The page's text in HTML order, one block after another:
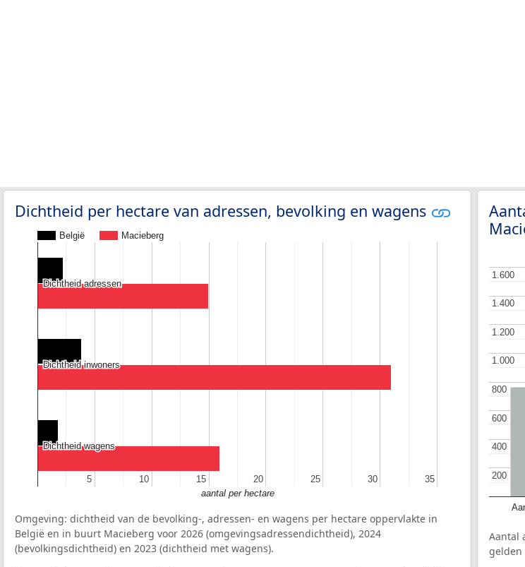
Dichtheid per hectare van adressen, bevolking en wagens
België Macieberg
5
5 10
10 15
15 20
20 25
25 30
30 35
35
Dichtheid adressen
Dichtheid adressen
Dichtheid inwoners
Dichtheid inwoners
Dichtheid wagens
Dichtheid wagens
aantal per hectare
Omgeving: dichtheid van de bevolking-, adressen- en wagens per hectare oppervlakte in
België en in buurt Macieberg voor 2026 (omgevingsadressendichtheid), 2024
(bevolkingsdichtheid) en 2023 (dichtheid met wagens).
200
200
400
400
600
600
800
800
1.000
1.000
1.200
1.200
1.400
1.400
1.600
1.600
Aantal
gelden